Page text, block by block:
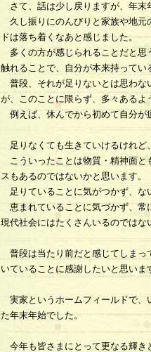
さて、話は少し戻りますが、年末
久し振りにのんびりと家族や地元
ドは落ち着くなあと感じました。
多くの方が感じられることだと思
触れることで、自分が本来持ってい
普段、それが足りないとは思わな
が、このことに限らず、多々あるよ
例えば、休んでから初めて自分が
足りなくても生きていけるけれど
こういったことは物質・精神面と
スもあるのではないかと思います。
足りていることに気がつかず、な
恵まれていることに気づかず、常
現代社会にはたくさんいるのではな
普段は当たり前だと感じてしまっ
いていることに感謝したいと思いま
実家というホームフィールドで、
た年末年始でした。
今年も皆さまにとって更なる輝き